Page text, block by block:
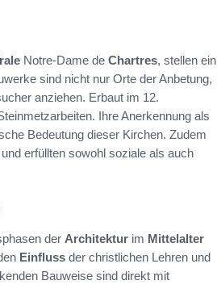
Notre-Dame de Chartres, stellen ein
sind nicht nur Orte der Anbetung,
anziehen. Erbaut im 12.
Ihre Anerkennung als
Bedeutung dieser Kirchen. Zudem
erfüllten sowohl soziale als auch
der Architektur im Mittelalter
Einfluss der christlichen Lehren und
Bauweise sind direkt mit